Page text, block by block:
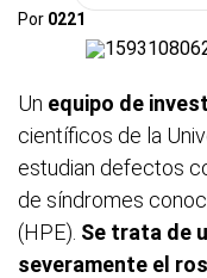
Por 0221
Un equipo de
científicos de la
estudian defectos
de síndromes
(HPE). Se trata de
severamente el